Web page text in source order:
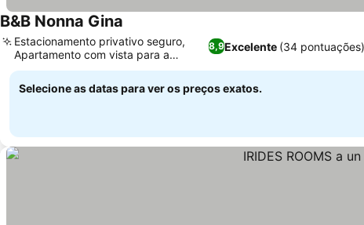
B&B Nonna Gina
8,9Excelente (34 pontuações)
Estacionamento privativo seguro,
Apartamento com vista para a
montanha
Selecione as datas para ver os preços exatos.